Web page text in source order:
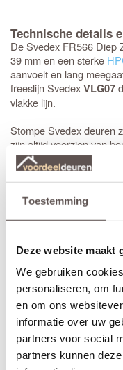
Toestemming
Deze website maakt
We gebruiken
personaliseren, om
en om ons
informatie over uw
partners voor social
partners kunnen
Technische details
De Svedex FR566 Diep
39 mm en een sterke
aanvoelt en lang
freeslijn SvedexVLG07
vlakke lijn.
Stompe Svedex deuren
zijn altijd voorzien van
standaardhoogte. Bekijk
Elk modelSvedex-deur
opdekuitvoering, in elke
omgedraaid worden en
groot belang.
Maak je Svedex
Heb je eenstompe deur
montageset voor
ontwikkelde
maar worden op de